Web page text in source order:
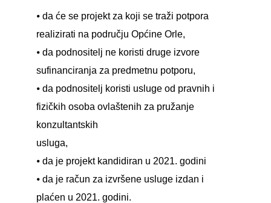
⦁ da će se projekt za koji se traži potpora
realizirati na području Općine Orle,
⦁ da podnositelj ne koristi druge izvore
sufinanciranja za predmetnu potporu,
⦁ da podnositelj koristi usluge od pravnih i
fizičkih osoba ovlaštenih za pružanje
konzultantskih
usluga,
⦁ da je projekt kandidiran u 2021. godini
⦁ da je račun za izvršene usluge izdan i
plaćen u 2021. godini.